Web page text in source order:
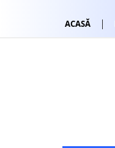
ACASĂ